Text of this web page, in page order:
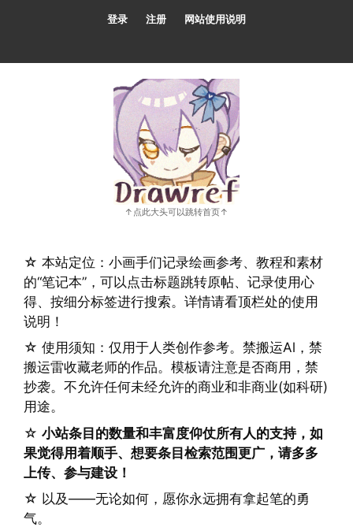
容
登录 注册 网站使用说明
☆ 本站定位：小画手们记录绘画参考、教程和素材
的“笔记本”，可以点击标题跳转原帖、记录使用心
得、按细分标签进行搜索。详情请看顶栏处的使用
说明！
☆ 使用须知：仅用于人类创作参考。禁搬运Al，禁
搬运雷收藏老师的作品。模板请注意是否商用，禁
抄袭。不允许任何未经允许的商业和非商业(如科研)
用途。
☆ 小站条目的数量和丰富度仰仗所有人的支持，如
果觉得用着顺手、想要条目检索范围更广，请多多
上传、参与建设！
☆ 以及——无论如何，愿你永远拥有拿起笔的勇
气。